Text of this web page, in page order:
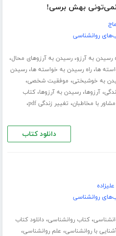
نمی‌تونی بهش برسی!
روانشناسی
رسیدن به آرزو،رسیدن به آرزوهای محال،
ها،راه رسیدن به خواسته ها،رسیدن
به خوشبختی، موفقیت شخصی،
،آرزوها،رسیدن به آرزوها،کتاب
با مخاطبان، تغییر زندگی pdf ،
دانلود کتاب
روانشناسی
،کتاب روانشناسی،دانلود کتاب
با روانشناسی، علم روانشناسی،